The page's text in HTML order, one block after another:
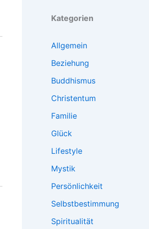
Kategorien
Allgemein
Beziehung
Buddhismus
Christentum
Familie
Glück
Lifestyle
Mystik
Persönlichkeit
Selbstbestimmung
Spiritualität